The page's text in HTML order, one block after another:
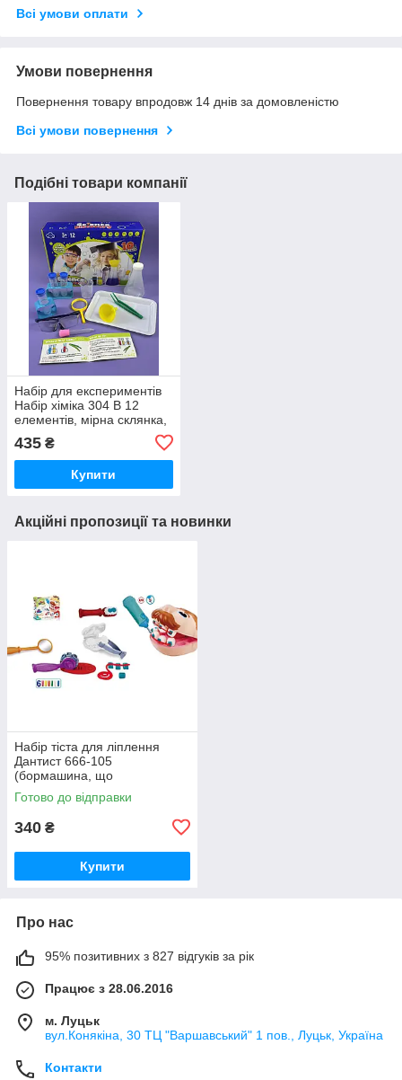
Всі умови оплати
Умови повернення
Повернення товару впродовж 14 днів за домовленістю
Всі умови повернення
Подібні товари компанії
Набір для експериментів
Набір хіміка 304 B 12
елементів, мірна склянка,
лійка, піпетка, лупа, пінцет
435 ₴
Купити
Акційні пропозиції та новинки
Набір тіста для ліплення
Дантист 666-105
(бормашина, що
обертається, інструменти, 8
брусків)
Готово до відправки
340 ₴
Купити
Про нас
95% позитивних з 827 відгуків за рік
Працює з 28.06.2016
м. Луцьк
вул.Конякіна, 30 ТЦ "Варшавський" 1 пов., Луцьк, Україна
Контакти